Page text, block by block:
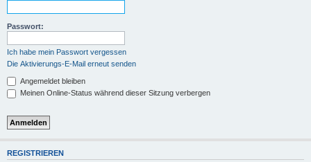
Passwort:
Ich habe mein Passwort vergessen
Die Aktivierungs-E-Mail erneut senden
Angemeldet bleiben
Meinen Online-Status während dieser Sitzung verbergen
REGISTRIEREN